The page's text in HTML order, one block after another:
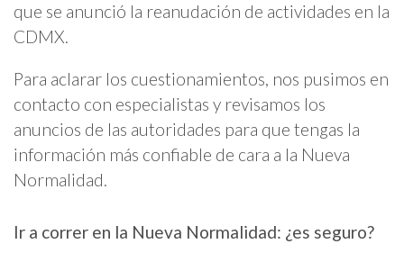
que se anunció la reanudación de actividades en la
CDMX.
Para aclarar los cuestionamientos, nos pusimos en
contacto con especialistas y revisamos los
anuncios de las autoridades para que tengas la
información más confiable de cara a la Nueva
Normalidad.
Ir a correr en la Nueva Normalidad: ¿es seguro?